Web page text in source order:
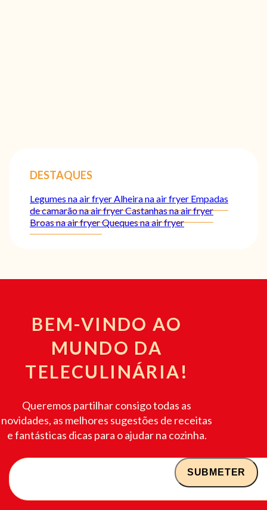
DESTAQUES
Legumes na air fryerAlheira na air fryer Empadas
de camarão na air fryerCastanhas na air fryer
Broas na air fryerQueques na air fryer
BEM-VINDO AO
MUNDO DA
TELECULINÁRIA!
Queremos partilhar consigo todas as
novidades, as melhores sugestões de receitas
e fantásticas dicas para o ajudar na cozinha.